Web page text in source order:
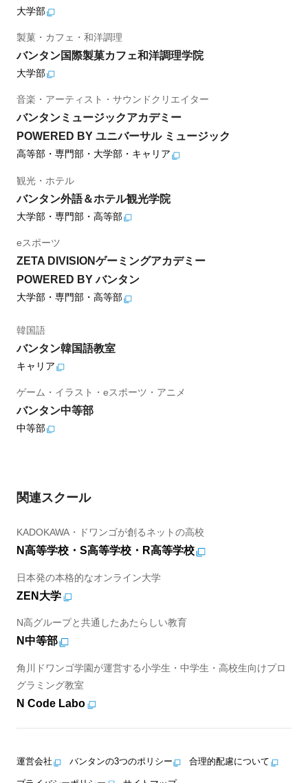
大学部
製菓・カフェ・和洋調理
バンタン国際製菓カフェ和洋調理学院
大学部
音楽・アーティスト・サウンドクリエイター
バンタンミュージックアカデミー
POWERED BY ユニバーサル ミュージック
高等部・専門部・大学部・キャリア
観光・ホテル
バンタン外語＆ホテル観光学院
大学部・専門部・高等部
eスポーツ
ZETA DIVISIONゲーミングアカデミー
POWERED BY バンタン
大学部・専門部・高等部
韓国語
バンタン韓国語教室
キャリア
ゲーム・イラスト・eスポーツ・アニメ
バンタン中等部
中等部
関連スクール
KADOKAWA・ドワンゴが創るネットの高校
N高等学校・S高等学校・R高等学校
日本発の本格的なオンライン大学
ZEN大学
N高グループと共通したあたらしい教育
N中等部
角川ドワンゴ学園が運営する小学生・中学生・高校生向けプロ
グラミング教室
N Code Labo
運営会社 バンタンの3つのポリシー 合理的配慮について